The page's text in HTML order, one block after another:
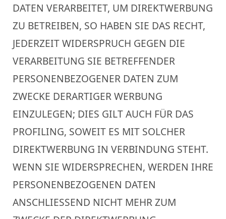
DATEN VERARBEITET, UM DIREKTWERBUNG
ZU BETREIBEN, SO HABEN SIE DAS RECHT,
JEDERZEIT WIDERSPRUCH GEGEN DIE
VERARBEITUNG SIE BETREFFENDER
PERSONENBEZOGENER DATEN ZUM
ZWECKE DERARTIGER WERBUNG
EINZULEGEN; DIES GILT AUCH FÜR DAS
PROFILING, SOWEIT ES MIT SOLCHER
DIREKTWERBUNG IN VERBINDUNG STEHT.
WENN SIE WIDERSPRECHEN, WERDEN IHRE
PERSONENBEZOGENEN DATEN
ANSCHLIESSEND NICHT MEHR ZUM